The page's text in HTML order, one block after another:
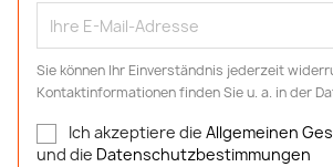
Sie können Ihr Einverständnis jederzeit
Kontaktinformationen finden Sie u. a. in der
Ich akzeptiere die Allgemeinen
und die Datenschutzbestimmungen